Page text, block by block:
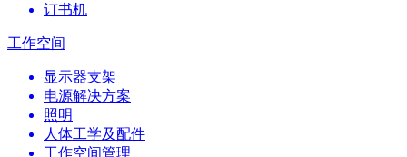
订书机
工作空间
显示器支架
电源解决方案
照明
人体工学及配件
工作空间管理